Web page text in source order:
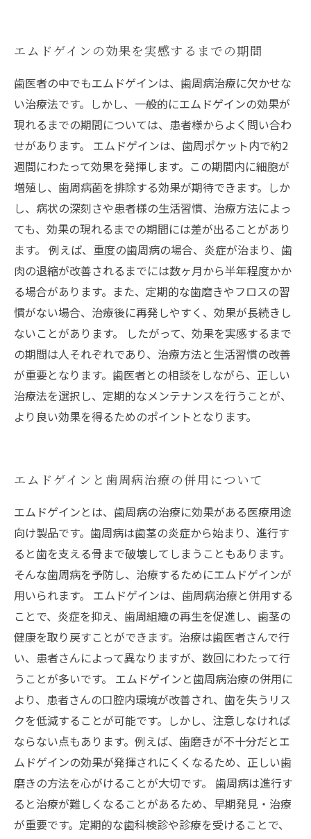
エムドゲインの効果を実感するまでの期間
歯医者の中でもエムドゲインは、歯周病治療に欠かせな
い治療法です。しかし、一般的にエムドゲインの効果が
現れるまでの期間については、患者様からよく問い合わ
せがあります。 エムドゲインは、歯周ポケット内で約2
週間にわたって効果を発揮します。この期間内に細胞が
増殖し、歯周病菌を排除する効果が期待できます。しか
し、病状の深刻さや患者様の生活習慣、治療方法によっ
ても、効果の現れるまでの期間には差が出ることがあり
ます。 例えば、重度の歯周病の場合、炎症が治まり、歯
肉の退縮が改善されるまでには数ヶ月から半年程度かか
る場合があります。また、定期的な歯磨きやフロスの習
慣がない場合、治療後に再発しやすく、効果が長続きし
ないことがあります。 したがって、効果を実感するまで
の期間は人それぞれであり、治療方法と生活習慣の改善
が重要となります。歯医者との相談をしながら、正しい
治療法を選択し、定期的なメンテナンスを行うことが、
より良い効果を得るためのポイントとなります。
エムドゲインと歯周病治療の併用について
エムドゲインとは、歯周病の治療に効果がある医療用途
向け製品です。歯周病は歯茎の炎症から始まり、進行す
ると歯を支える骨まで破壊してしまうこともあります。
そんな歯周病を予防し、治療するためにエムドゲインが
用いられます。 エムドゲインは、歯周病治療と併用する
ことで、炎症を抑え、歯周組織の再生を促進し、歯茎の
健康を取り戻すことができます。治療は歯医者さんで行
い、患者さんによって異なりますが、数回にわたって行
うことが多いです。 エムドゲインと歯周病治療の併用に
より、患者さんの口腔内環境が改善され、歯を失うリス
クを低減することが可能です。しかし、注意しなければ
ならない点もあります。例えば、歯磨きが不十分だとエ
ムドゲインの効果が発揮されにくくなるため、正しい歯
磨きの方法を心がけることが大切です。 歯周病は進行す
ると治療が難しくなることがあるため、早期発見・治療
が重要です。定期的な歯科検診や診療を受けることで、